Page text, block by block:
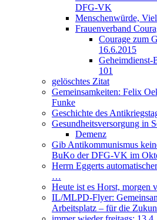
DFG-VK
Menschenwürde,
Frauenverband
Courage zum
16.6.2015
101
gelöschtes Zitat
Gemeinsamkeiten: Felix
Funke
Geschichte des
Gesundheitsversorgung in
Demenz
Gib Antikommunismus
BuKo der DFG-VK im
Herrn Eggerts
…
Heute ist es Horst, morgen
IL/MLPD-Flyer:
Arbeitsplatz – für die